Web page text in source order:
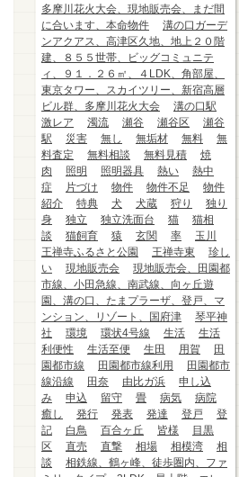
多摩川花火大会、現地販売会、まだ間
に合います、本命物件
溝の口ガーデ
ンアクアス、高津区久地、地上２０階
建、８５５世帯、ビッグコミュニテ
ィ、９１．２６㎡、４LDK、角部屋、
東京タワー、スカイツリー、新宿高層
ビル群、多摩川花火大会
溝の口駅
激レア
濁流 瀬谷 瀬谷区
瀬谷
駅
災害 無し 無垢材 無料
無
料査定
無料相談 無料見積
焼
肉
照明 照明器具 熱い
熱中
症
片づけ 物件 物件不足
物件
紹介
特典 犬 犬蔵 狩り
独り
身
独立 独立洗面台 猫
猫相
談
猫飼育 猿 玄関 率
玉川
王禅寺ふるさと公園
王禅寺東
珍し
い
現地販売会
現地販売会、田園都
市線、小田急線、南武線、向ヶ丘遊
園、溝の口、たまプラーザ、登戸、マ
ンション、リゾート、国府津
琴平神
社
環境 環状4号線 生活
生活
利便性
生活至便 生田 用賀
田
園都市線
田園都市線利用
田園都市
線沿線
田奈 由比ガ浜
申し込
み
申込 留守 畳 病気
病院
癒し
発行 発表 発達 登戸
登
記
白鳥 百合ヶ丘 皆様
目黒
区
直売 直撃 相場 相模湾
相
談
相鉄線、鶴ヶ峰、徒歩圏内、ファ